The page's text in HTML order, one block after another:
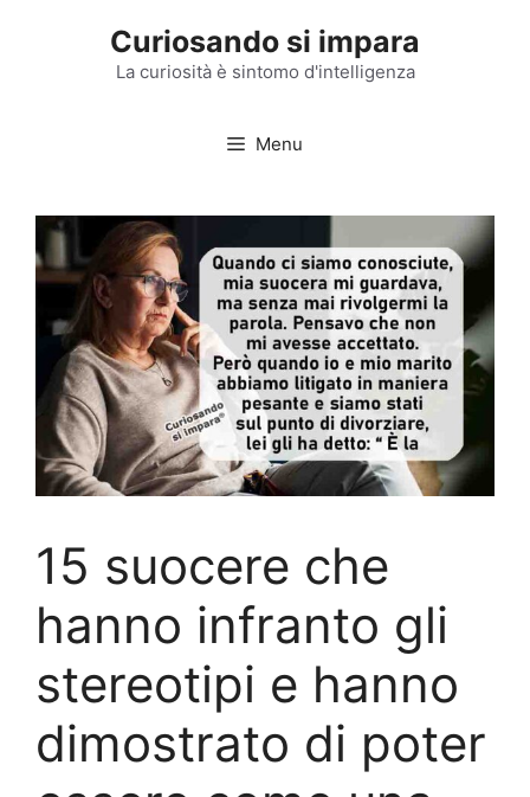
Curiosando si impara
La curiosità è sintomo d'intelligenza
Menu
15 suocere che
hanno infranto gli
stereotipi e hanno
dimostrato di poter